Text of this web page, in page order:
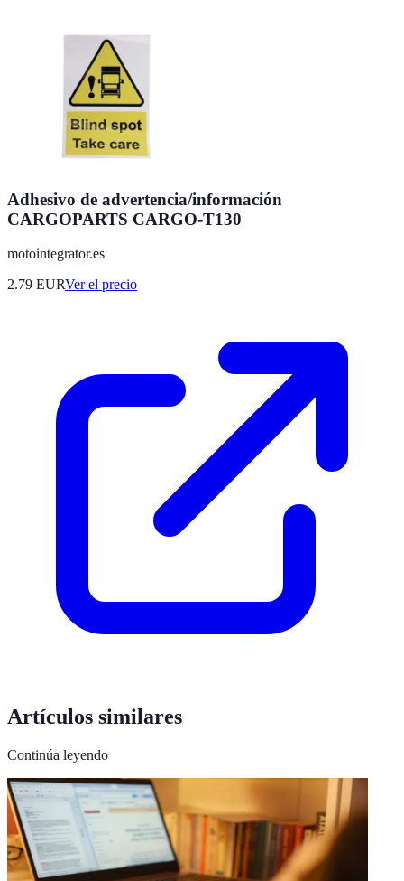
Adhesivo de advertencia/información
CARGOPARTS CARGO-T130
motointegrator.es
2.79 EURVer el precio
Artículos similares
Continúa leyendo